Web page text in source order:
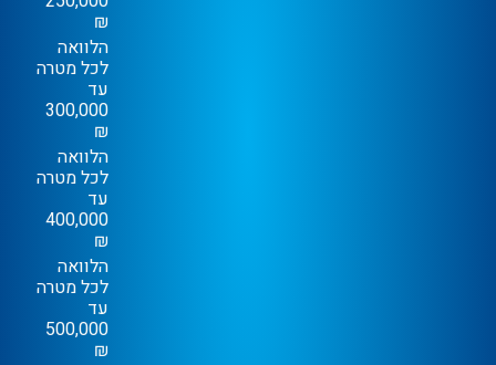
₪
הלוואה
לכל מטרה
עד
300,000
₪
הלוואה
לכל מטרה
עד
400,000
₪
הלוואה
לכל מטרה
עד
500,000
₪